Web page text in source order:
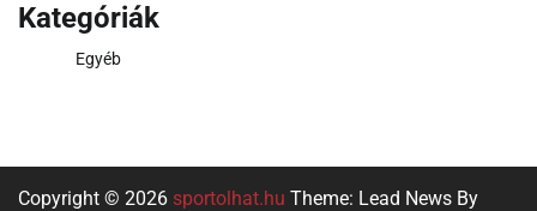
Kategóriák
Egyéb
Copyright © 2026 sportolhat.hu Theme: Lead News By